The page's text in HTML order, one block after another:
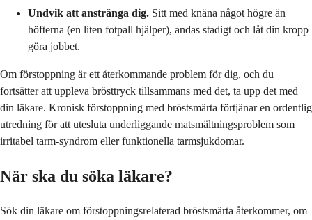
Undvik att anstränga dig. Sitt med knäna något högre än
höfterna (en liten fotpall hjälper), andas stadigt och låt din kropp
göra jobbet.
Om förstoppning är ett återkommande problem för dig, och du
fortsätter att uppleva brösttryck tillsammans med det, ta upp det med
din läkare. Kronisk förstoppning med bröstsmärta förtjänar en ordentlig
utredning för att utesluta underliggande matsmältningsproblem som
irritabel tarm-syndrom eller funktionella tarmsjukdomar.
När ska du söka läkare?
Sök din läkare om förstoppningsrelaterad bröstsmärta återkommer, om